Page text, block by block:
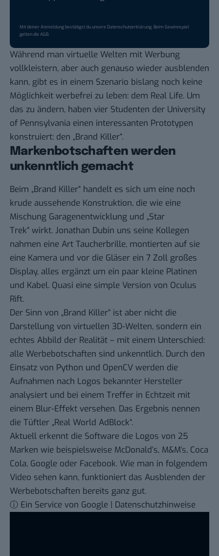
Mit deiner Anmeldung bestätigst du unsere Datenschutzerklärung. Beim Gewinnspiel
gelten dieAGB.
Während man virtuelle Welten mit Werbung
vollkleistern, aber auch genauso wieder ausblenden
kann, gibt es in einem Szenario bislang noch keine
Möglichkeit werbefrei zu leben: dem Real Life. Um
das zu ändern, haben vier Studenten der University
of Pennsylvania einen interessanten Prototypen
konstruiert: den „Brand Killer“.
Markenbotschaften werden
unkenntlich gemacht
Beim „Brand Killer“ handelt es sich um eine noch
krude aussehende Konstruktion, die wie eine
Mischung Garagenentwicklung und „Star
Trek“ wirkt. Jonathan Dubin uns seine Kollegen
nahmen eine Art Taucherbrille, montierten auf sie
eine Kamera und vor die Gläser ein 7 Zoll großes
Display, alles ergänzt um ein paar kleine Platinen
und Kabel. Quasi eine simple Version von Oculus
Rift.
Der Sinn von „Brand Killer“ ist aber nicht die
Darstellung von virtuellen 3D-Welten, sondern ein
echtes Abbild der Realität – mit einem Unterschied:
alle Werbebotschaften sind unkenntlich. Durch den
Einsatz von Python und OpenCV werden die
Aufnahmen nach Logos bekannter Hersteller
analysiert und bei einem Treffer in Echtzeit mit
einem Blur-Effekt versehen. Das Ergebnis nennen
die Tüftler „Real World AdBlock“.
Aktuell erkennt die Software die Logos von 25
Marken wie beispielsweise McDonald’s, M&M’s, Coca
Cola, Google oder Facebook. Wie man in folgendem
Video sehen kann, funktioniert das Ausblenden der
Werbebotschaften bereits ganz gut.
ⓘ Ein Service von Google | Datenschutzhinweise